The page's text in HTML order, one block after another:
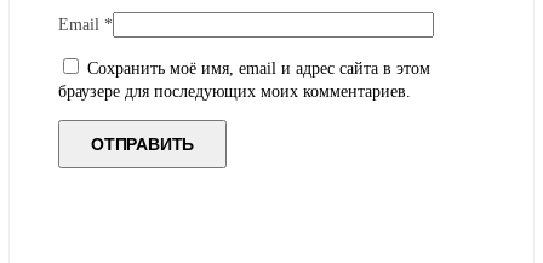
Email *
Сохранить моё имя, email и адрес сайта в этом
браузере для последующих моих комментариев.